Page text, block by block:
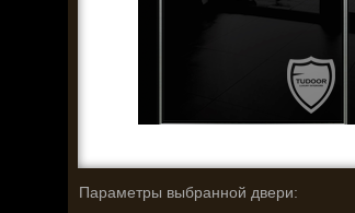
Параметры выбранной двери: